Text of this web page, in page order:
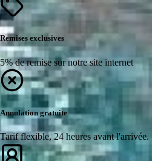
Remises exclusives
5% de remise sur notre site internet
Annulation gratuite
Tarif flexible, 24 heures avant l'arrivée.